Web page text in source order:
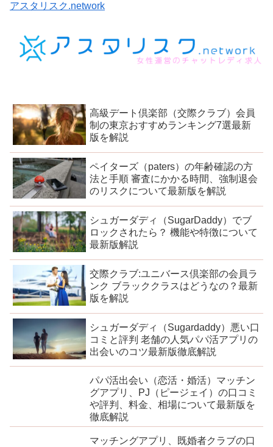
アスタリスク.network
高級デート倶楽部（交際クラブ）会員
制の東京おすすめランキング7選最新
版を解説
ペイターズ（paters）の年齢確認の方
法と手順 審査にかかる時間、強制退会
のリスクについて最新版を解説
シュガーダディ（SugarDaddy）でブ
ロックされたら？ 機能や特徴について
最新版解説
交際クラブ:ユニバース倶楽部の会員ラ
ンク ブラッククラスはどうなの？最新
版を解説
シュガーダディ（Sugardaddy）悪い口
コミと評判 老舗の人気パパ活アプリの
出会いのコツ最新版徹底解説
パパ活出会い（恋活・婚活）マッチン
グアプリ、PJ（ピージェイ）の口コミ
や評判、料金、相場について最新版を
徹底解説
マッチングアプリ、既婚者クラブの口